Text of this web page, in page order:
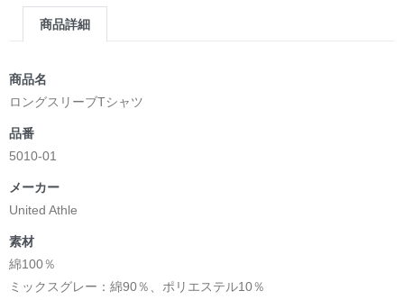
商品詳細
商品名
ロングスリーブTシャツ
品番
5010-01
メーカー
United Athle
素材
綿100％
ミックスグレー：綿90％、ポリエステル10％